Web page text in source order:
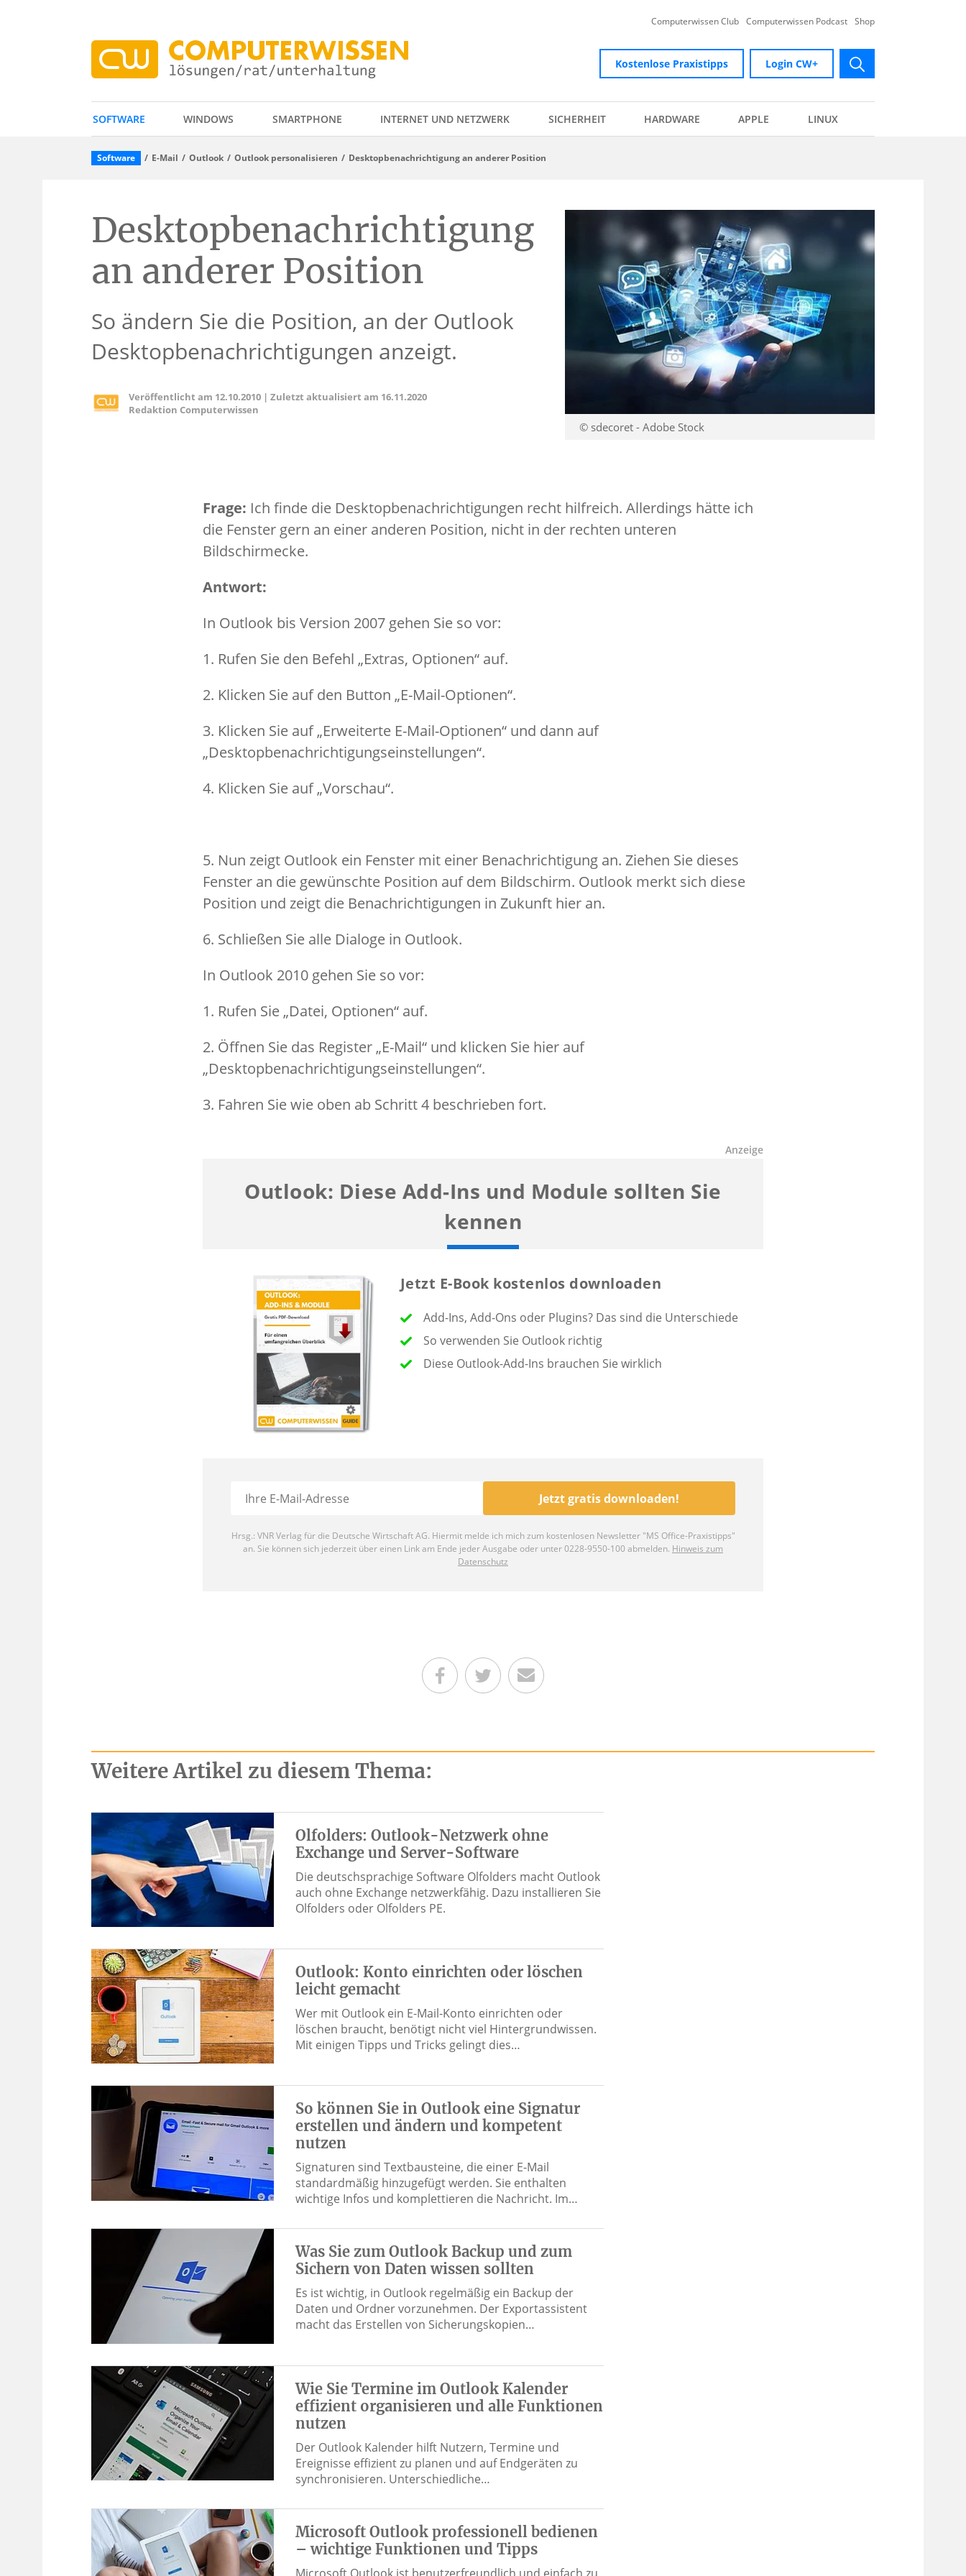
Computerwissen Club Computerwissen Podcast Shop
Kostenlose Praxistipps
Login CW+
submit
SOFTWARE WINDOWS SMARTPHONE INTERNET UND NETZWERK SICHERHEIT HARDWARE APPLE LINUX
Software E-Mail Outlook Outlook personalisieren Desktopbenachrichtigung an anderer Position
© sdecoret - Adobe Stock
Desktopbenachrichtigung
an anderer Position
So ändern Sie die Position, an der Outlook
Desktopbenachrichtigungen anzeigt.
Veröffentlicht am 12.10.2010 | Zuletzt aktualisiert am 16.11.2020
Redaktion Computerwissen
Frage: Ich finde die Desktopbenachrichtigungen recht hilfreich. Allerdings hätte ich
die Fenster gern an einer anderen Position, nicht in der rechten unteren
Bildschirmecke.
Antwort:
In Outlook bis Version 2007 gehen Sie so vor:
1. Rufen Sie den Befehl „Extras, Optionen“ auf.
2. Klicken Sie auf den Button „E-Mail-Optionen“.
3. Klicken Sie auf „Erweiterte E-Mail-Optionen“ und dann auf
„Desktopbenachrichtigungseinstellungen“.
4. Klicken Sie auf „Vorschau“.
5. Nun zeigt Outlook ein Fenster mit einer Benachrichtigung an. Ziehen Sie dieses
Fenster an die gewünschte Position auf dem Bildschirm. Outlook merkt sich diese
Position und zeigt die Benachrichtigungen in Zukunft hier an.
6. Schließen Sie alle Dialoge in Outlook.
In Outlook 2010 gehen Sie so vor:
1. Rufen Sie „Datei, Optionen“ auf.
2. Öffnen Sie das Register „E-Mail“ und klicken Sie hier auf
„Desktopbenachrichtigungseinstellungen“.
3. Fahren Sie wie oben ab Schritt 4 beschrieben fort.
Teilen auf Facebook
Teilen auf Twitter
Per E-Mail senden
Weitere Artikel zu diesem Thema:
Olfolders: Outlook-Netzwerk ohne
Exchange und Server-Software
Die deutschsprachige Software Olfolders macht Outlook
auch ohne Exchange netzwerkfähig. Dazu installieren Sie
Olfolders oder Olfolders PE.
Outlook: Konto einrichten oder löschen
leicht gemacht
Wer mit Outlook ein E-Mail-Konto einrichten oder
löschen braucht, benötigt nicht viel Hintergrundwissen.
Mit einigen Tipps und Tricks gelingt dies…
So können Sie in Outlook eine Signatur
erstellen und ändern und kompetent
nutzen
Signaturen sind Textbausteine, die einer E-Mail
standardmäßig hinzugefügt werden. Sie enthalten
wichtige Infos und komplettieren die Nachricht. Im…
Was Sie zum Outlook Backup und zum
Sichern von Daten wissen sollten
Es ist wichtig, in Outlook regelmäßig ein Backup der
Daten und Ordner vorzunehmen. Der Exportassistent
macht das Erstellen von Sicherungskopien…
Wie Sie Termine im Outlook Kalender
effizient organisieren und alle Funktionen
nutzen
Der Outlook Kalender hilft Nutzern, Termine und
Ereignisse effizient zu planen und auf Endgeräten zu
synchronisieren. Unterschiedliche…
Microsoft Outlook professionell bedienen
– wichtige Funktionen und Tipps